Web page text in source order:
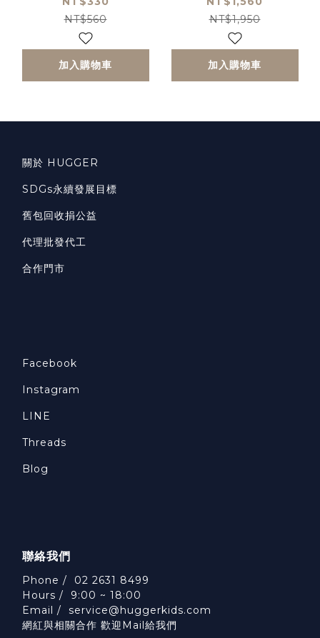
NT$560
加入購物車
NT$1,950
加入購物車
關於 HUGGER
SDGs永續發展目標
舊包回收捐公益
代理批發代工
合作門市
Facebook
Instagram
LINE
Threads
Blog
聯絡我們
Phone / 02 2631 8499
Hours / 9:00 ~ 18:00
Email / service@huggerkids.com
網紅與相關合作 歡迎Mail給我們